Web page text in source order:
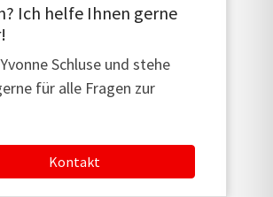
Ich helfe Ihnen gerne
Schluse und stehe
für alle Fragen zur
Kontakt